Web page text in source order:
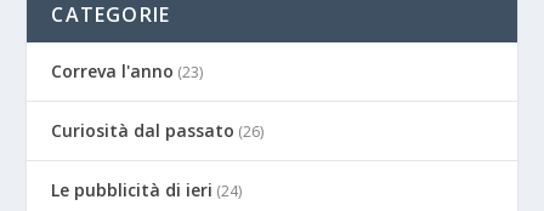
CATEGORIE
Correva l'anno (23)
Curiosità dal passato (26)
Le pubblicità di ieri (24)